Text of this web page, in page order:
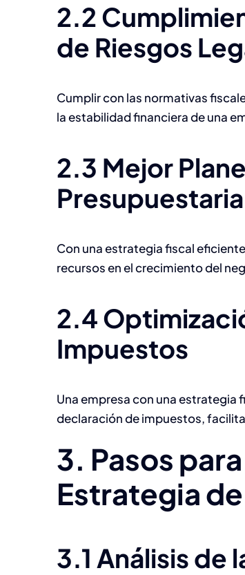
2.2
de Riesgos
Cumplir con las normativas
la estabilidad financiera de una
2.3 Mejor
Presupuestaria
Con una estrategia fiscal
recursos en el crecimiento del
2.4
Impuestos
Una empresa con una estrategia
declaración de impuestos,
3. Pasos
Estrategia
3.1 Análisis de